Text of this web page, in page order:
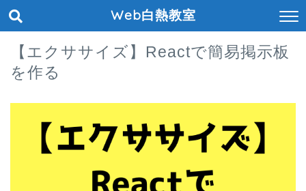
Web白熱教室
【エクササイズ】Reactで簡易掲示板
を作る